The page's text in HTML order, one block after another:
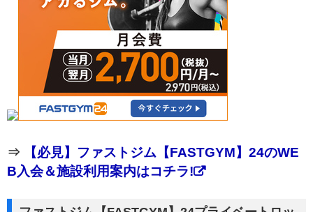
⇒
【必見】ファストジム【FASTGYM】24のWE
B入会＆施設利用案内はコチラ!